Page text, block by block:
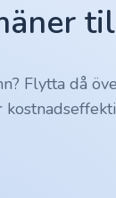
Flytta då